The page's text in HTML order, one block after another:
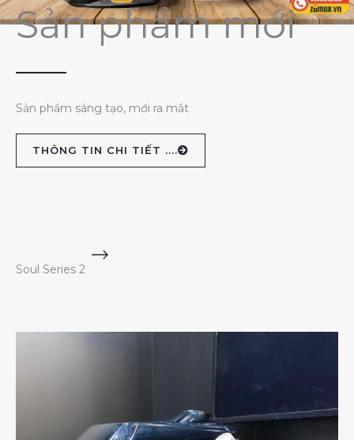
Sản phẩm mới
Sản phẩm sáng tạo, mới ra mắt
THÔNG TIN CHI TIẾT ....
Soul Series 2